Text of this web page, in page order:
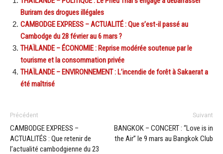
Buriram des drogues illégales
CAMBODGE EXPRESS – ACTUALITÉ : Que s’est-il passé au
Cambodge du 28 février au 6 mars ?
THAÏLANDE – ÉCONOMIE : Reprise modérée soutenue par le
tourisme et la consommation privée
THAÏLANDE – ENVIRONNEMENT : L’incendie de forêt à Sakaerat a
été maîtrisé
Précédent
CAMBODGE EXPRESS –
ACTUALITÉS : Que retenir de
l’actualité cambodgienne du 23
Suivant
BANGKOK – CONCERT : “Love is in
the Air” le 9 mars au Bangkok Club